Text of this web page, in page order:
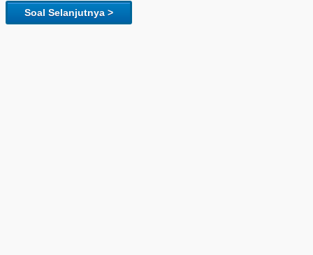
Soal Selanjutnya >